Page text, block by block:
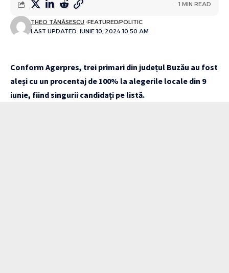
LAST UPDATED: IUNIE 10, 2024 10:50 AM
THEO TĂNĂSESCU FEATUREDPOLITIC
1 MIN READ
Conform Agerpres, trei primari din județul Buzău au fost
aleși cu un procentaj de 100% la alegerile locale din 9
iunie, fiind singurii candidați pe listă.